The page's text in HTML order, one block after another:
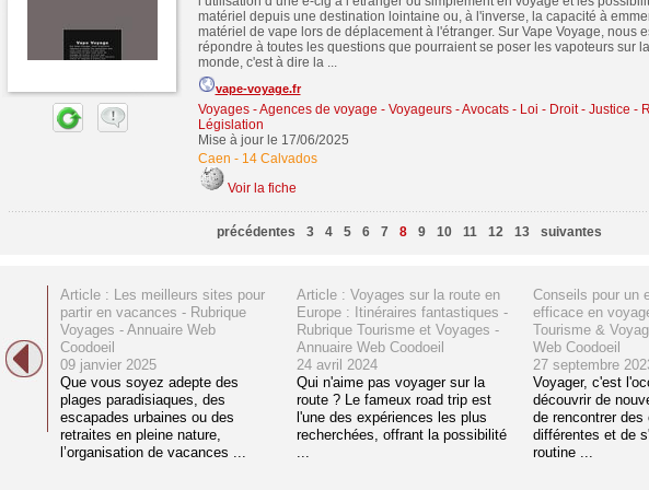
matériel depuis une destination lointaine ou, à l'inverse, la capacité à
matériel de vape lors de déplacement à l'étranger. Sur Vape Voyage, nous
répondre à toutes les questions que pourraient se poser les vapoteurs sur
monde, c'est à dire la ...
vape-voyage.fr
Voyages - Agences de voyage - Voyageurs-Avocats - Loi - Droit - Justice -
Législation
Mise à jour le 17/06/2025
Caen - 14 Calvados
Voir la fiche
précédentes 3 4 5 6 7 8 9 10 11 12 13 suivantes
Article : Les meilleurs sites pour
partir en vacances - Rubrique
Voyages - Annuaire Web
Coodoeil
09 janvier 2025
Que vous soyez adepte des
plages paradisiaques, des
escapades urbaines ou des
retraites en pleine nature,
l’organisation de vacances ...
Article : Voyages sur la route en
Europe : Itinéraires fantastiques -
Rubrique Tourisme et Voyages -
Annuaire Web Coodoeil
24 avril 2024
Qui n'aime pas voyager sur la
route ? Le fameux road trip est
l'une des expériences les plus
recherchées, offrant la possibilité
...
Conseils pour un
efficace en
Tourisme &
Web Coodoeil
27 septembre
Voyager, c'est
découvrir de
de rencontrer des
différentes et de
routine ...